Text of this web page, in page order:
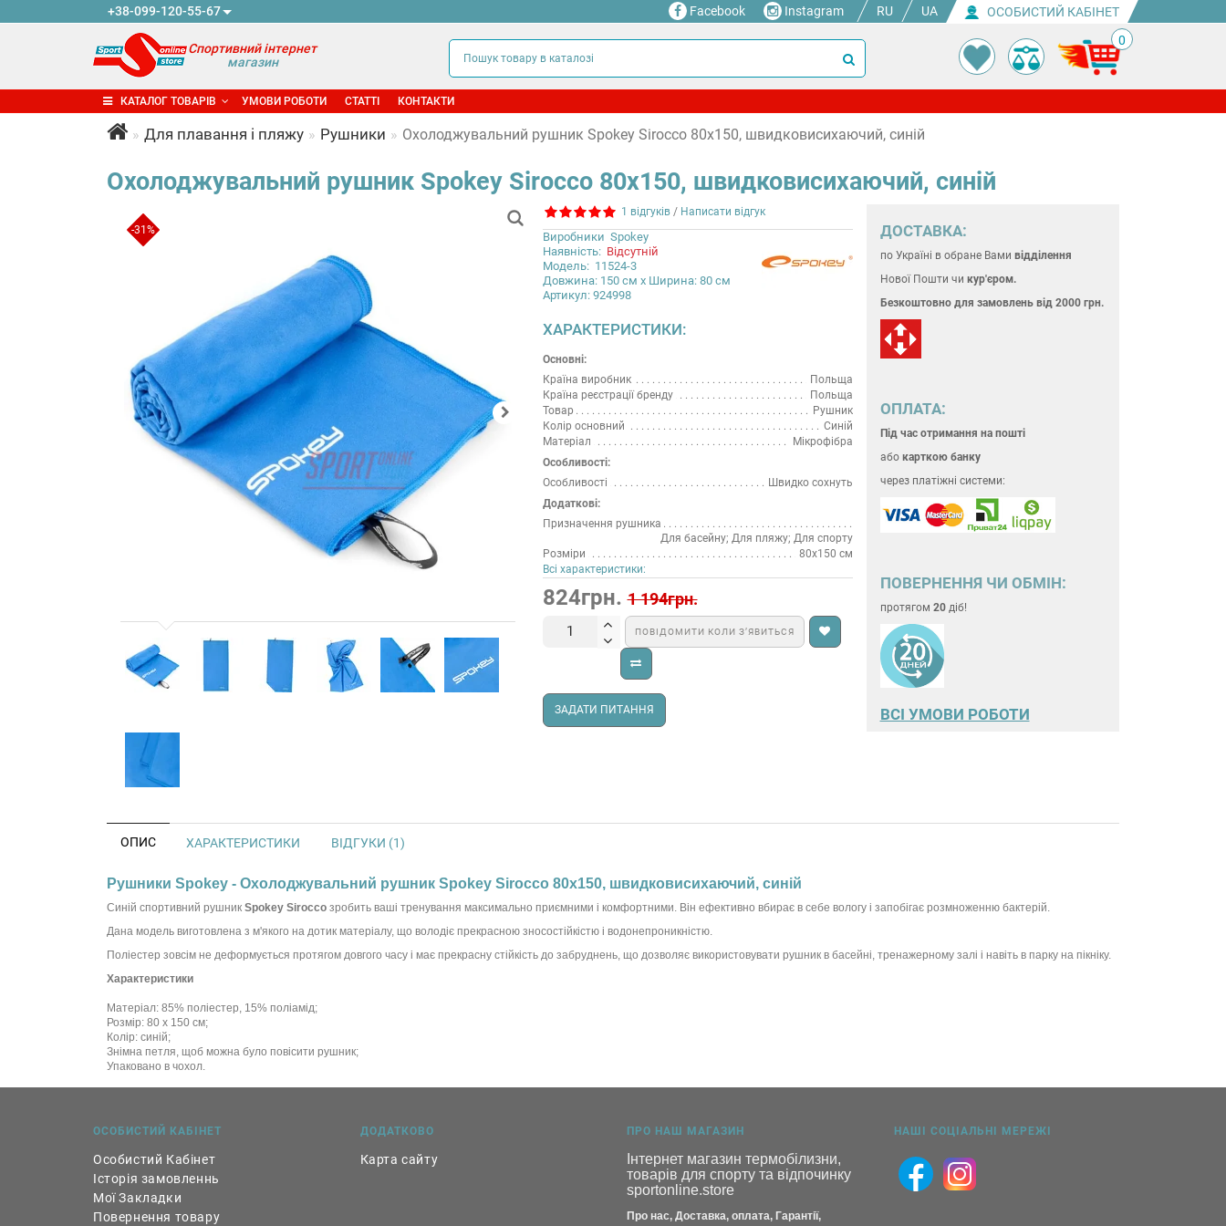
+38-099-120-55-67 Facebook Instagram RU UA ОСОБИСТИЙ КАБІНЕТ
Спортивний інтернет
магазин
0
КАТАЛОГ ТОВАРІВ УМОВИ РОБОТИ СТАТТІ КОНТАКТИ
Для плавання і пляжу Рушники Охолоджувальний рушник Spokey Sirocco 80х150, швидковисихаючий, синій
Охолоджувальний рушник Spokey Sirocco 80х150, швидковисихаючий, синій
-31%
1 відгуків / Написати відгук
Виробники Spokey
Наявність: Відсутній
Модель: 11524-3
Довжина: 150 см x Ширина: 80 см
Артикул: 924998
ХАРАКТЕРИСТИКИ:
Основні:
Країна виробник
Польща
Країна реєстрації бренду
Польща
Товар
Рушник
Колір основний
Синій
Матеріал
Мікрофібра
Особливості:
Особливості
Швидко сохнуть
Додаткові:
Призначення рушника
Для басейну; Для пляжу; Для спорту
Розміри
80х150 см
Всі характеристики:
824грн. 1 194грн.
ПОВІДОМИТИ КОЛИ З’ЯВИТЬСЯ
ЗАДАТИ ПИТАННЯ
ДОСТАВКА:
по Україні в обране Вами відділення
Нової Пошти чи кур'єром.
Безкоштовно для замовленьвід 2000 грн.
ОПЛАТА:
Під час отримання на пошті
або карткою банку
через платіжні системи:
ПОВЕРНЕННЯ ЧИ ОБМІН:
протягом 20діб!
ВСІ УМОВИ РОБОТИ
ОПИС ХАРАКТЕРИСТИКИ ВІДГУКИ (1)
Рушники Spokey - Охолоджувальний рушник Spokey Sirocco 80х150, швидковисихаючий, синій
Синій спортивний рушник Spokey Sirocco зробить ваші тренування максимально приємними і комфортними. Він ефективно вбирає в себе вологу і запобігає розмноженню бактерій.
Дана модель виготовлена з м'якого на дотик матеріалу, що володіє прекрасною зносостійкістю і водонепроникністю.
Поліестер зовсім не деформується протягом довгого часу і має прекрасну стійкість до забруднень, що дозволяє використовувати рушник в басейні, тренажерному залі і навіть в парку на пікніку.
Характеристики
Матеріал: 85% поліестер, 15% поліамід;
Розмір: 80 х 150 см;
Колір: синій;
Знімна петля, щоб можна було повісити рушник;
Упаковано в чохол.
ОСОБИСТИЙ КАБІНЕТ
Особистий Кабінет
Історія замовленнь
Мої Закладки
Повернення товару
ДОДАТКОВО
Карта сайту
ПРО НАШ МАГАЗИН
Інтернет магазин термобілизни,
товарів для спорту та відпочинку
sportonline.store
Про нас, Доставка, оплата, Гарантії,
НАШІ СОЦІАЛЬНІ МЕРЕЖІ